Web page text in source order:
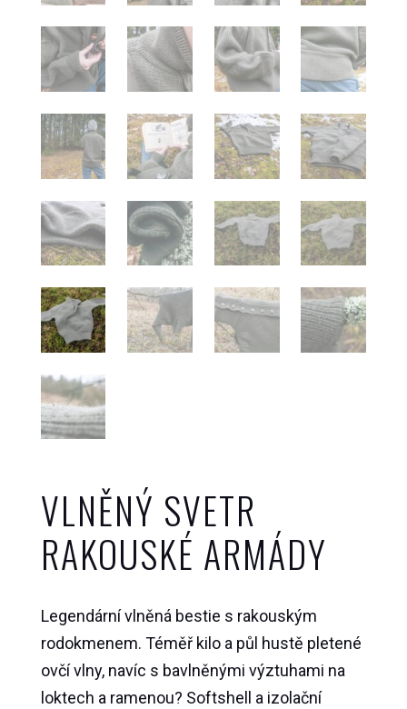
VLNĚNÝ SVETR
RAKOUSKÉ ARMÁDY
Legendární vlněná bestie s rakouským
rodokmenem. Téměř kilo a půl hustě pletené
ovčí vlny, navíc s bavlněnými výztuhami na
loktech a ramenou? Softshell a izolační